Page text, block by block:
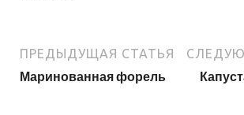
ПРЕДЫДУЩАЯ СТАТЬЯ
Маринованная форель